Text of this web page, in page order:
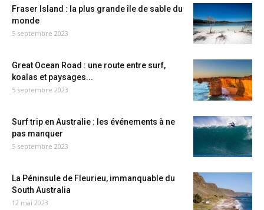
Fraser Island : la plus grande île de sable du
monde
5 septembre 2023
Great Ocean Road : une route entre surf,
koalas et paysages...
5 septembre 2023
Surf trip en Australie : les événements à ne
pas manquer
5 septembre 2023
La Péninsule de Fleurieu, immanquable du
South Australia
12 mai 2023